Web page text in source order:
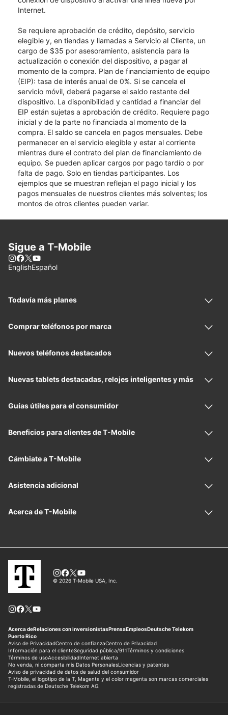
Internet.
Se requiere aprobación de crédito, depósito, servicio
elegible y, en tiendas y llamadas a Servicio al Cliente, un
cargo de $35 por asesoramiento, asistencia para la
actualización o conexión del dispositivo, a pagar al
momento de la compra. Plan de financiamiento de equipo
(EIP): tasa de interés anual de 0%. Si se cancela el
servicio móvil, deberá pagarse el saldo restante del
dispositivo. La disponibilidad y cantidad a financiar del
EIP están sujetas a aprobación de crédito. Requiere pago
inicial y de la parte no financiada al momento de la
compra. El saldo se cancela en pagos mensuales. Debe
permanecer en el servicio elegible y estar al corriente
mientras dure el contrato del plan de financiamiento de
equipo. Se pueden aplicar cargos por pago tardío o por
falta de pago. Solo en tiendas participantes. Los
ejemplos que se muestran reflejan el pago inicial y los
pagos mensuales de nuestros clientes más solventes; los
montos de otros clientes pueden variar.